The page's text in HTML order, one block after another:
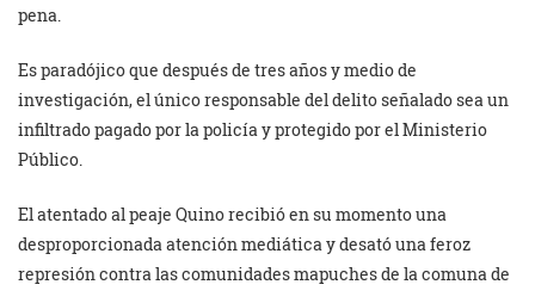
pena.
Es paradójico que después de tres años y medio de
investigación, el único responsable del delito señalado sea un
infiltrado pagado por la policía y protegido por el Ministerio
Público.
El atentado al peaje Quino recibió en su momento una
desproporcionada atención mediática y desató una feroz
represión contra las comunidades mapuches de la comuna de